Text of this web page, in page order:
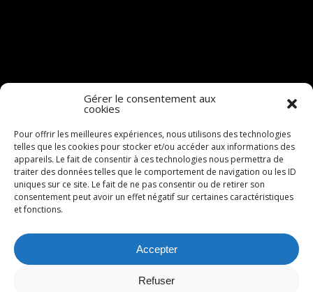
Gérer le consentement aux
cookies
Pour offrir les meilleures expériences, nous utilisons des technologies
telles que les cookies pour stocker et/ou accéder aux informations des
appareils. Le fait de consentir à ces technologies nous permettra de
traiter des données telles que le comportement de navigation ou les ID
uniques sur ce site. Le fait de ne pas consentir ou de retirer son
consentement peut avoir un effet négatif sur certaines caractéristiques
et fonctions.
Accepter
Refuser
Mentions légales
SKOL AR MOR
Salorge de Kercabellec
1300 rue Bel Air
44420 Mesquer
T:+33(0)2 40 19 37 91
E:contact@skolarmor.fr